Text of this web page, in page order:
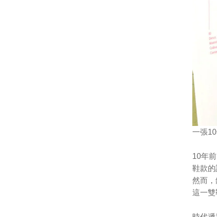
一張
10年
鞋款
然而
這一